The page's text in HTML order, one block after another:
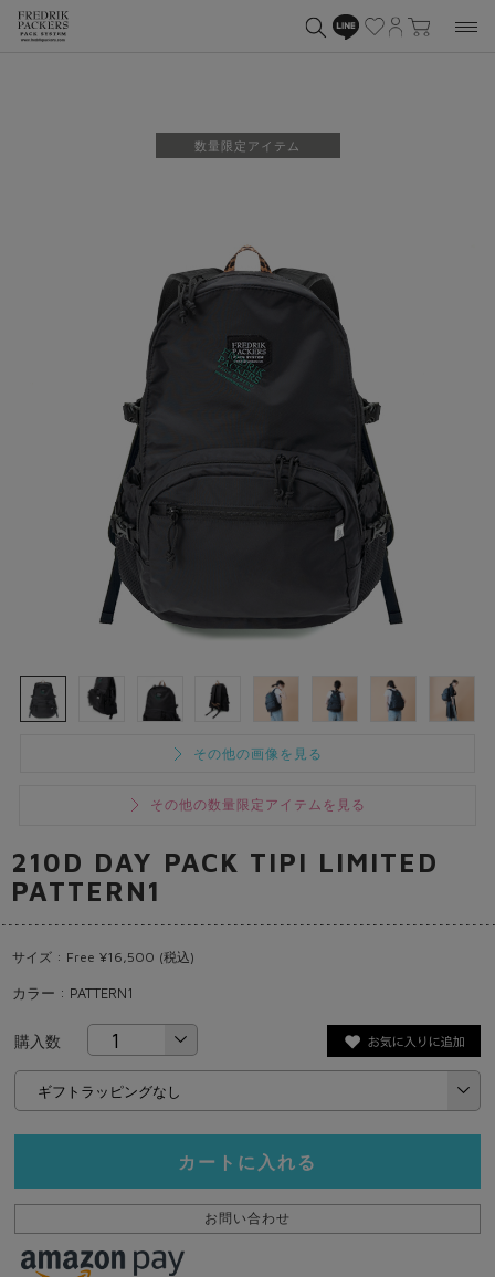
数量限定アイテム
その他の画像を見る
その他の数量限定アイテムを見る
210D DAY PACK TIPI LIMITED
PATTERN1
サイズ : Free ¥16,500 (税込)
カラー : PATTERN1
購入数
カートに入れる
お問い合わせ